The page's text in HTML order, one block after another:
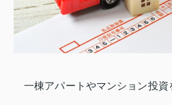
一棟アパートやマンション投